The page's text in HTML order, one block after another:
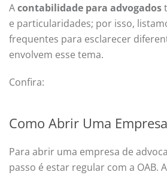
Acontabilidade para advogados
e particularidades; por isso,
frequentes para esclarecer
envolvem esse tema.
Confira:
Como Abrir Uma
Para abrir uma empresa de
passo é estar regular com a OAB.